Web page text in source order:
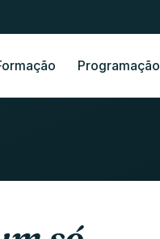
Programação